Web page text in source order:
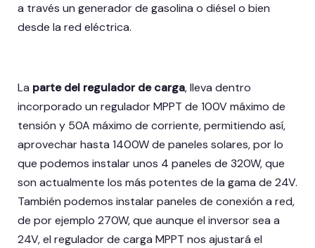
a través un generador de gasolina o diésel o bien
desde la red eléctrica.
La parte del regulador de carga, lleva dentro
incorporado un regulador MPPT de 100V máximo de
tensión y 50A máximo de corriente, permitiendo así,
aprovechar hasta 1400W de paneles solares, por lo
que podemos instalar unos 4 paneles de 320W, que
son actualmente los más potentes de la gama de 24V.
También podemos instalar paneles de conexión a red,
de por ejemplo 270W, que aunque el inversor sea a
24V, el regulador de carga MPPT nos ajustará el